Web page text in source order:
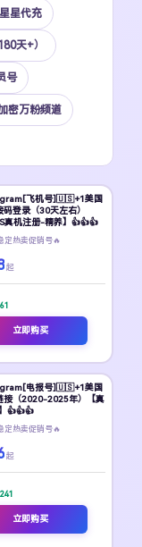
星代充
天+）
号
密万粉频道
飞机号]🇺🇸+1美国
码登录（30天左右）
真机注册-精养】👍👍👍
定热卖促销号🔥
起
立即购买
电报号]🇺🇸+1美国
接（2020-2025年）【真
👍👍👍
定热卖促销号🔥
起
立即购买